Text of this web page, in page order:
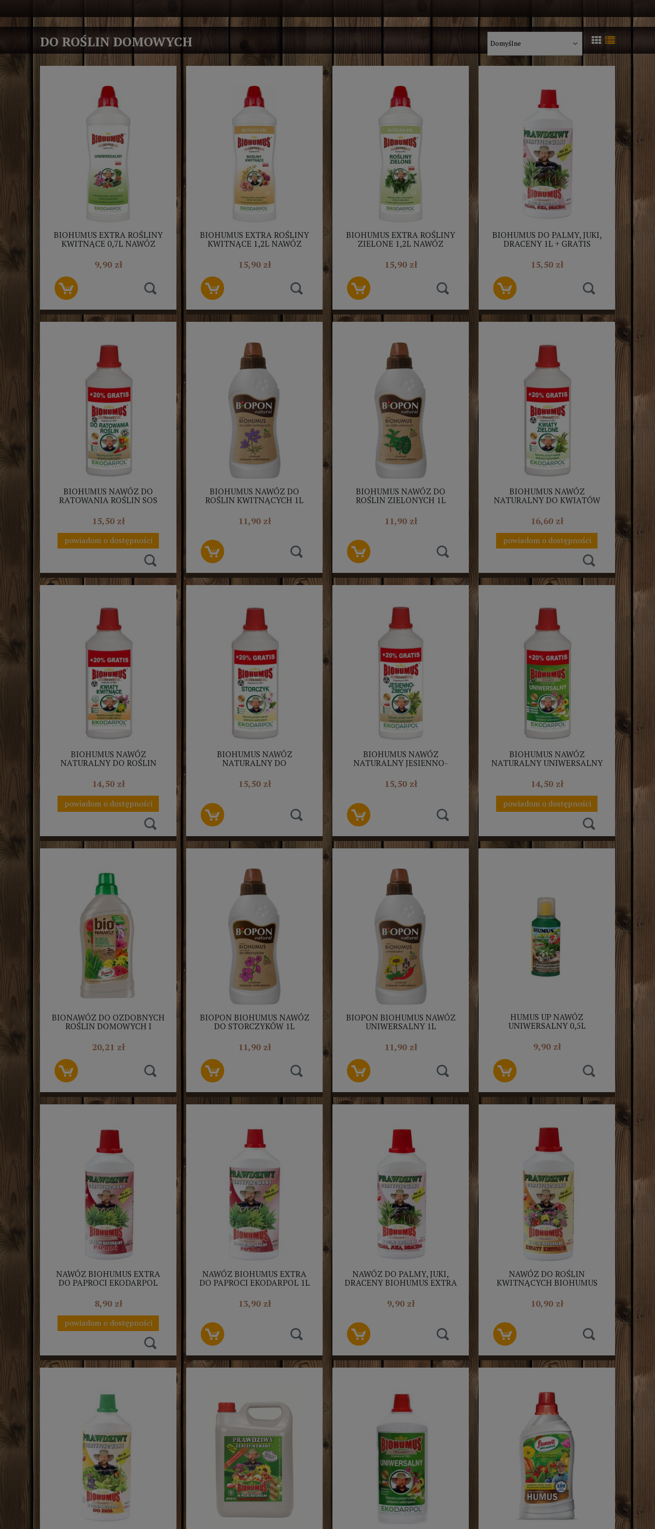
DO ROŚLIN DOMOWYCH
BIOHUMUS EXTRA ROŚLINY
KWITNĄCE 0,7L NAWÓZ
9,90 zł
BIOHUMUS EXTRA ROŚLINY
KWITNĄCE 1,2L NAWÓZ
15,90 zł
BIOHUMUS EXTRA ROŚLINY
ZIELONE 1,2L NAWÓZ
15,90 zł
BIOHUMUS DO PALMY, JUKI,
DRACENY 1L + GRATIS
15,50 zł
BIOHUMUS NAWÓZ DO
RATOWANIA ROŚLIN SOS
15,50 zł
powiadom o dostępności
BIOHUMUS NAWÓZ DO
ROŚLIN KWITNĄCYCH 1L
11,90 zł
BIOHUMUS NAWÓZ DO
ROŚLIN ZIELONYCH 1L
11,90 zł
BIOHUMUS NAWÓZ
NATURALNY DO KWIATÓW
EKODARPOL
16,60 zł
powiadom o dostępności
BIOHUMUS NAWÓZ
NATURALNY DO ROŚLIN
EKODARPOL
14,50 zł
powiadom o dostępności
BIOHUMUS NAWÓZ
NATURALNY DO
EKODARPOL
15,50 zł
BIOHUMUS NAWÓZ
NATURALNY JESIENNO-
15,50 zł
BIOHUMUS NAWÓZ
NATURALNY UNIWERSALNY
14,50 zł
powiadom o dostępności
BIONAWÓZ DO OZDOBNYCH
ROŚLIN DOMOWYCH I
FLOROVIT
20,21 zł
BIOPON BIOHUMUS NAWÓZ
DO STORCZYKÓW 1L
11,90 zł
BIOPON BIOHUMUS NAWÓZ
UNIWERSALNY 1L
11,90 zł
HUMUS UP NAWÓZ
UNIWERSALNY 0,5L
9,90 zł
NAWÓZ BIOHUMUS EXTRA
DO PAPROCI EKODARPOL
8,90 zł
powiadom o dostępności
NAWÓZ BIOHUMUS EXTRA
DO PAPROCI EKODARPOL 1L
13,90 zł
NAWÓZ DO PALMY, JUKI,
DRACENY BIOHUMUS EXTRA
9,90 zł
NAWÓZ DO ROŚLIN
KWITNĄCYCH BIOHUMUS
10,90 zł